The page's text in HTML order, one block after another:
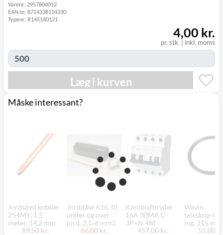
GLS
GLS Erhverv 49,00 kr.
-
Click&Collect i
(9230)
0,00 kr.
- fredag d. 21/8
Varenr.: 2957804012
EAN nr.: 8714338114330
Typenr.: R145140121
pr. stk. inkl. moms
4,00 kr.
Læg i kurven
Måske interessant?
Jordspyd kobber
254MY, 1,5
meter, 14,2 mm
89,50 kr.
Jorddåse 616, til
under og over
jord, 2,5-6 mm2
66,00 kr.
Kombiafbryder
16A 30MA C
3P+N 4M
457,00 kr.
Wavin
teleskop-/
ing, 315 mm
55,00